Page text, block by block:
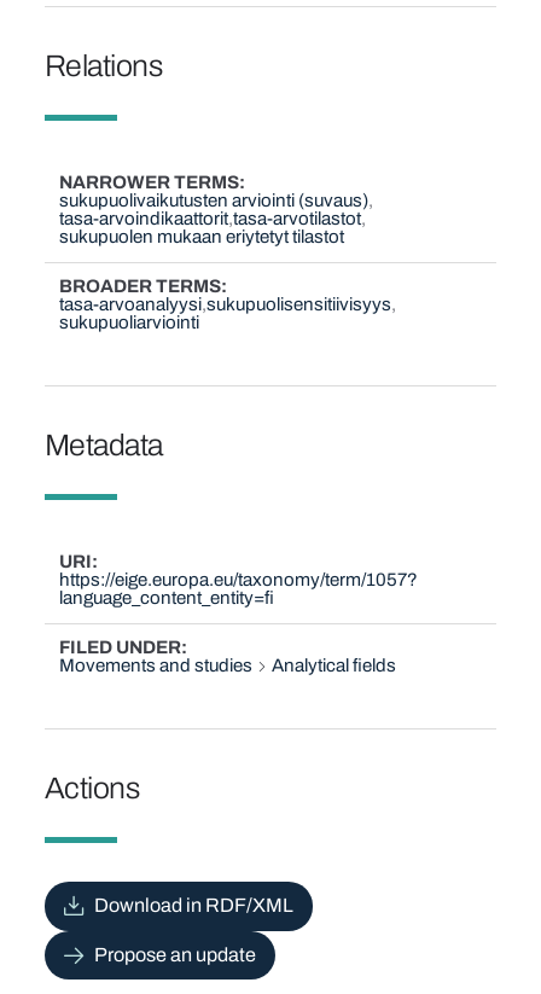
Relations
NARROWER TERMS
sukupuolivaikutusten arviointi (suvaus)
tasa-arvoindikaattorit tasa-arvotilastot
sukupuolen mukaan eriytetyt tilastot
BROADER TERMS
tasa-arvoanalyysi sukupuolisensitiivisyys
sukupuoliarviointi
Metadata
URI
https://eige.europa.eu/taxonomy/term/1057?
language_content_entity=fi
FILED UNDER
Movements and studies
Analytical fields
Actions
Download in RDF/XML
Propose an update